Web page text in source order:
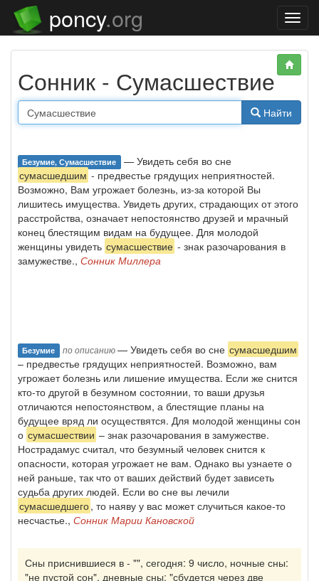
poncy.org
Сонник - Сумасшествие
Найти
Безумие, Сумасшествие — Увидеть себя во сне
сумасшедшим - предвестье грядущих неприятностей.
Возможно, Вам угрожает болезнь, из-за которой Вы
лишитесь имущества. Увидеть других, страдающих от этого
расстройства, означает непостоянство друзей и мрачный
конец блестящим видам на будущее. Для молодой
женщины увидеть сумасшествие - знак разочарования в
замужестве., Сонник Миллера
Безумие по описанию— Увидеть себя во сне сумасшедшим
– предвестье грядущих неприятностей. Возможно, вам
угрожает болезнь или лишение имущества. Если же снится
кто-то другой в безумном состоянии, то ваши друзья
отличаются непостоянством, а блестящие планы на
будущее вряд ли осуществятся. Для молодой женщины сон
о сумасшествии – знак разочарования в замужестве.
Нострадамус считал, что безумный человек снится к
опасности, которая угрожает не вам. Однако вы узнаете о
ней раньше, так что от ваших действий будет зависеть
судьба других людей. Если во сне вы лечили
сумасшедшего, то наяву у вас может случиться какое-то
несчастье., Сонник Марии Кановской
Сны приснившиеся в - "", сегодня: 9 число, ночные сны:
"не пустой сон", дневные сны: "сбудется через две